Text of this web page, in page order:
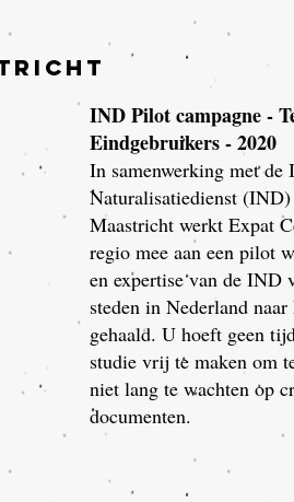
IND Pilot campagne -
Eindgebruikers - 2020
In samenwerking met de
Naturalisatiedienst (IND)
Maastricht werkt Expat
regio mee aan een pilot
en expertise van de IND
steden in Nederland
gehaald. U hoeft geen
studie vrij te maken om
niet lang te wachten op
documenten.